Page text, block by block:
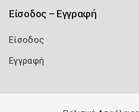
Είσοδος – Εγγραφή
Είσοδος
Εγγραφή